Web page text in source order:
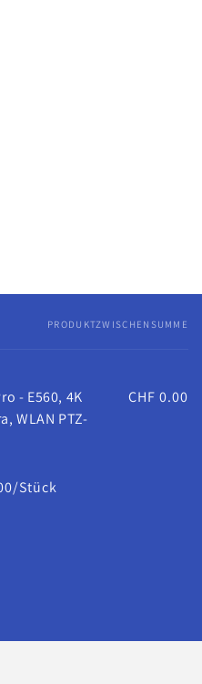
PRODUKTZWISCHENSUMME
- E560, 4K
WLAN PTZ-
Stück
CHF 0.00